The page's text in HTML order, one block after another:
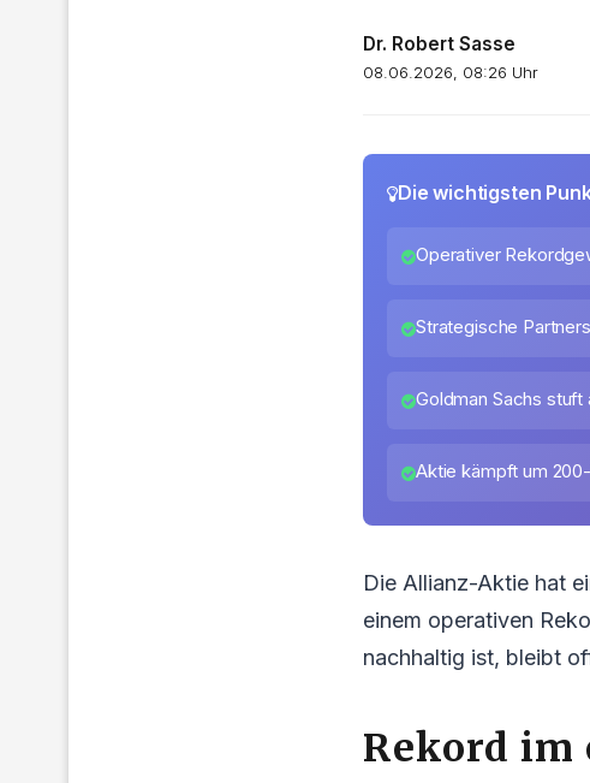
Dr. Robert Sasse
08.06.2026, 08:26 Uhr
Die wichtigsten
Operativer
Strategische
Goldman Sachs stuft
Aktie kämpft um
Die Allianz-Aktie hat
einem operativen
nachhaltig ist, bleibt
Rekord im